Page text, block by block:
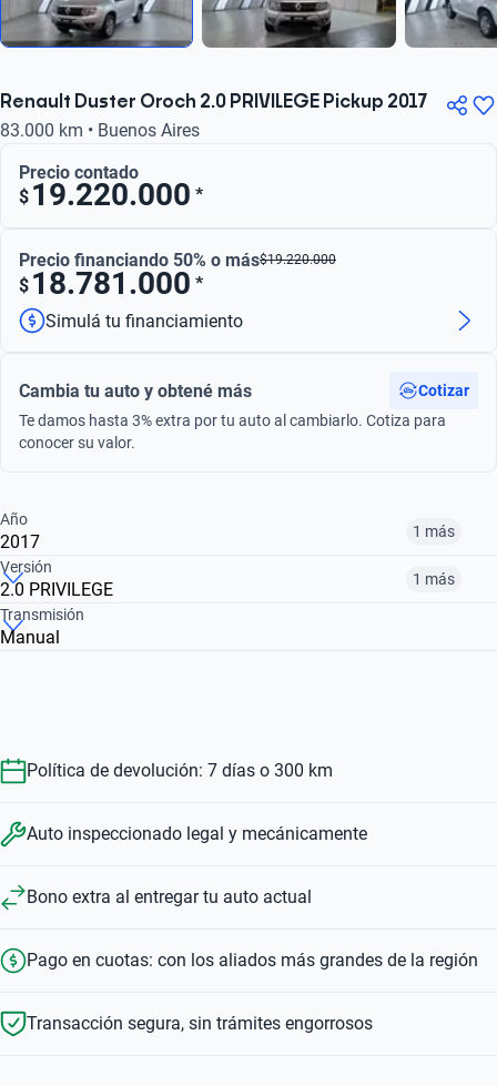
Renault Duster Oroch 2.0 PRIVILEGE Pickup 2017
83.000 km • Buenos Aires
Precio contado
$ 19.220.000 *
Precio financiando 50% o más$19.220.000
$ 18.781.000 *
Simulá tu financiamiento
Cambia tu auto y obtené más
Cotizar
Te damos hasta 3% extra por tu auto al cambiarlo. Cotiza para
conocer su valor.
Año
2017 1 más
2017
$ 18.781.000
Versión
2.0 PRIVILEGE 1 más
2.0 PRIVILEGE
Transmisión
Manual
Política de devolución: 7 días o 300 km
Auto inspeccionado legal y mecánicamente
Bono extra al entregar tu auto actual
Pago en cuotas: con los aliados más grandes de la región
Transacción segura, sin trámites engorrosos